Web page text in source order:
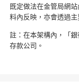
既定做法在金管局網
料內反映，亦會透過
註：在本架構內，「
存款公司。